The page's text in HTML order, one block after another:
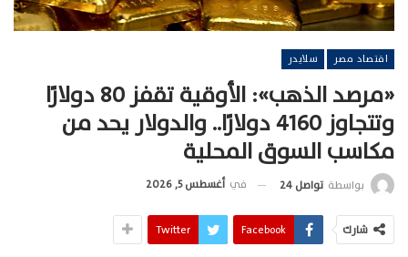
اقتصاد مصر سلايدر
«مرصد الذهب»: الأوقية تقفز 80 دولارًا
وتتجاوز 4160 دولارًا.. والدولار يحد من
مكاسب السوق المحلية
بواسطة تواصل 24 في أغسطس 5, 2026
شارك Facebook
Twitter